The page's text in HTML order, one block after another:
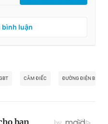
bình luận
CÂM ĐIẾC ĐƯỜNG ĐIỆN BIÊN